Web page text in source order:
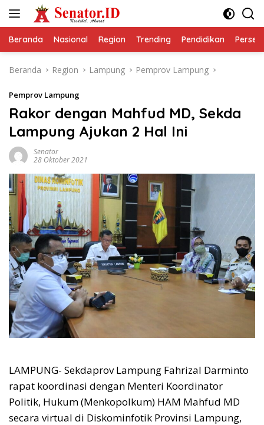
Beranda Nasional Region Trending Pendidikan
Beranda Region Lampung Pemprov Lampung
Pemprov Lampung
Rakor dengan Mahfud MD, Sekda
Lampung Ajukan 2 Hal Ini
Senator
28 Oktober 2021
LAMPUNG- Sekdaprov Lampung Fahrizal Darminto
rapat koordinasi dengan Menteri Koordinator
Politik, Hukum (Menkopolkum) HAM Mahfud MD
secara virtual di Diskominfotik Provinsi Lampung,